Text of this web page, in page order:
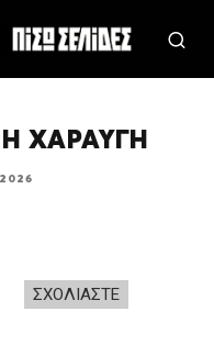
ΧΑΡΑΥΓΉ
ΣΧΟΛΙΑΣΤΕ